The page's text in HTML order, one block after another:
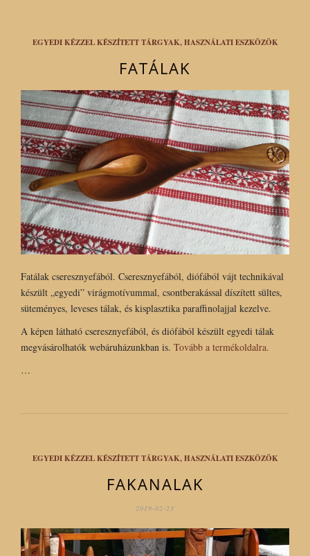
EGYEDI KÉZZEL KÉSZÍTETT TÁRGYAK, HASZNÁLATI ESZKÖZÖK
FATÁLAK
Fatálak cseresznyefából. Cseresznyefából, diófából vájt technikával
készült „egyedi” virágmotívummal, csontberakással díszített sültes,
süteményes, leveses tálak, és kisplasztika paraffinolajjal kezelve.
A képen látható cseresznyefából, és diófából készült egyedi tálak
megvásárolhatók webáruházunkban is. Tovább a termékoldalra.
…
EGYEDI KÉZZEL KÉSZÍTETT TÁRGYAK, HASZNÁLATI ESZKÖZÖK
FAKANALAK
2019-02-23